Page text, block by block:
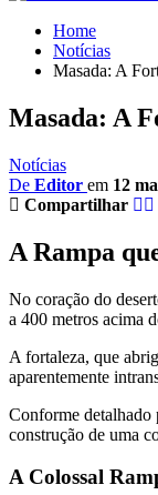
Home
Notícias
Masada: A
Masada: A
Notícias
De Editor em 12
Compartilhar
A Rampa
No coração do
a 400 metros acima
A fortaleza, que
aparentemente
Conforme detalhado
construção de uma
A Colossal